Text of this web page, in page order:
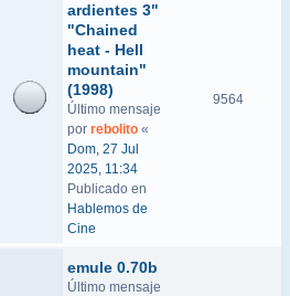
ardientes 3"
"Chained
heat - Hell
mountain"
(1998)
Último mensaje
por rebolito «
Dom, 27 Jul
2025, 11:34
Publicado en
Hablemos de
Cine
9564
emule 0.70b
Último mensaje